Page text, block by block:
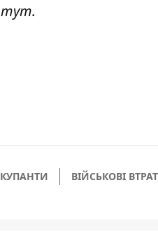
тут.
ВІЙСЬКОВІ